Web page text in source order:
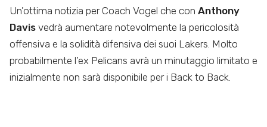
Un’ottima notizia per Coach Vogel che con Anthony
Davis vedrà aumentare notevolmente la pericolosità
offensiva e la solidità difensiva dei suoi Lakers. Molto
probabilmente l’ex Pelicans avrà un minutaggio limitato e
inizialmente non sarà disponibile per i Back to Back.